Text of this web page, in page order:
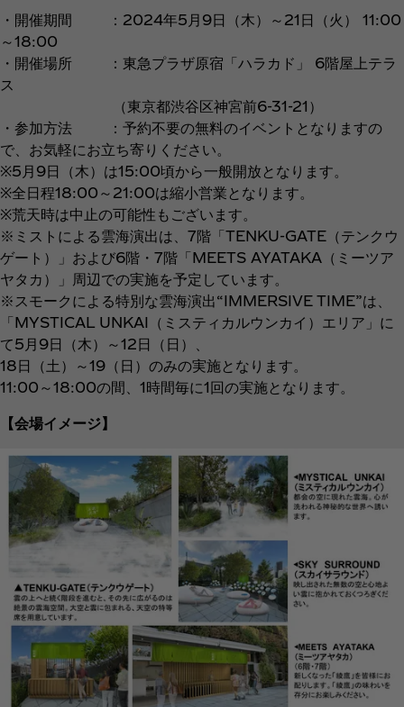
・開催期間 ：2024年5月9日（木）～21日（火） 11:00
～18:00
・開催場所 ：東急プラザ原宿「ハラカド」 6階屋上テラ
ス
（東京都渋谷区神宮前6-31-21）
・参加方法 ：予約不要の無料のイベントとなりますの
で、お気軽にお立ち寄りください。
※5月9日（木）は15:00頃から一般開放となります。
※全日程18:00～21:00は縮小営業となります。
※荒天時は中止の可能性もございます。
※ミストによる雲海演出は、7階「TENKU-GATE（テンクウ
ゲート）」および6階・7階「MEETS AYATAKA（ミーツア
ヤタカ）」周辺での実施を予定しています。
※スモークによる特別な雲海演出“IMMERSIVE TIME”は、
「MYSTICAL UNKAI（ミスティカルウンカイ）エリア」に
て5月9日（木）～12日（日）、
18日（土）～19（日）のみの実施となります。
11:00～18:00の間、1時間毎に1回の実施となります。
【会場イメージ】